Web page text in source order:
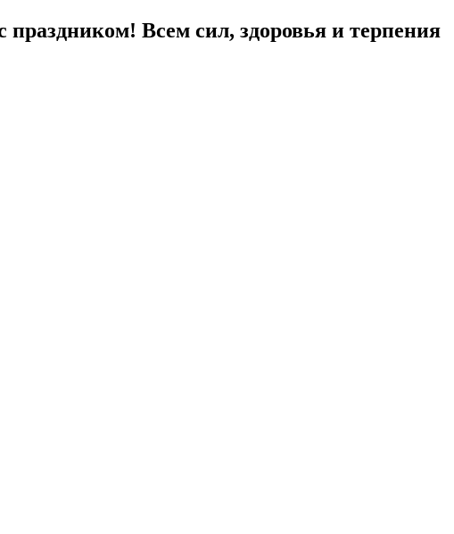
праздником! Всем сил, здоровья и терпения